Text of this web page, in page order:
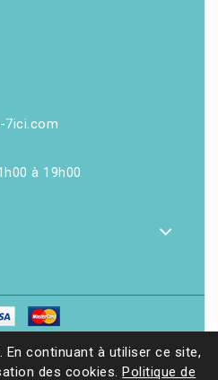
7ici.com
à 19h00
continuant à utiliser ce site,
des cookies. Politique de
Site web réalisé par Ethicweb